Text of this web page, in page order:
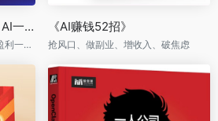
《OpenClaw创富实战：AI一人公司变现手册》
看普通人如何靠AI搭建全自动盈利一人公司
《AI赚钱52招》
抢风口、做副业、增收入、破焦虑